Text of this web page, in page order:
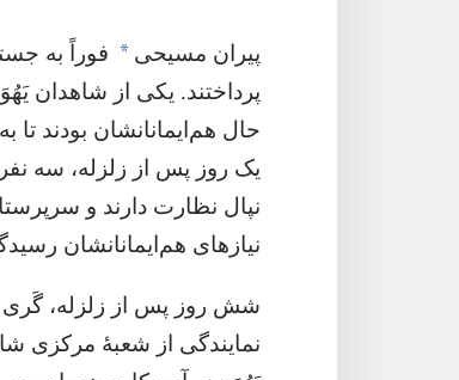
پیران مسیحی * فوراً به
پرداختند.‏ یکی از شاهدان
حال هم‌ایمانانشان بودند
یک روز پس از زلزله،‏ سه
نپال نظارت دارند و
نیازهای هم‌ایمانانشان
شش روز پس از زلزله،‏ گَری
نمایندگی از شعبهٔ مرکزی